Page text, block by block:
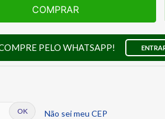
COMPRAR
PELO WHATSAPP!
Não sei meu CEP